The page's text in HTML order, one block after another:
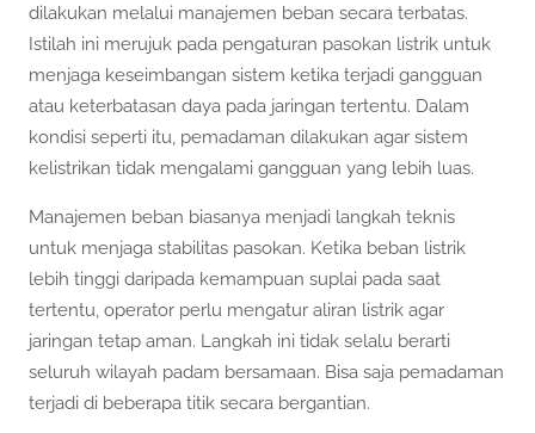
dilakukan melalui manajemen beban secara terbatas.
Istilah ini merujuk pada pengaturan pasokan listrik untuk
menjaga keseimbangan sistem ketika terjadi gangguan
atau keterbatasan daya pada jaringan tertentu. Dalam
kondisi seperti itu, pemadaman dilakukan agar sistem
kelistrikan tidak mengalami gangguan yang lebih luas.
Manajemen beban biasanya menjadi langkah teknis
untuk menjaga stabilitas pasokan. Ketika beban listrik
lebih tinggi daripada kemampuan suplai pada saat
tertentu, operator perlu mengatur aliran listrik agar
jaringan tetap aman. Langkah ini tidak selalu berarti
seluruh wilayah padam bersamaan. Bisa saja pemadaman
terjadi di beberapa titik secara bergantian.